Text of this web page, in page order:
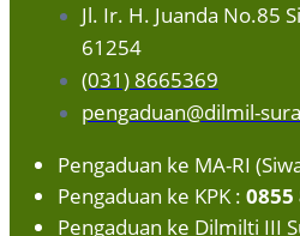
Jl. Ir. H. Juanda No.85
61254
(031) 8665369
pengaduan@dilmil-
Pengaduan ke MA-RI
Pengaduan ke KPK : 0855
Pengaduan ke Dilmilti III